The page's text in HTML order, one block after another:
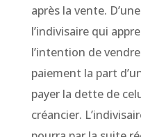
après la vente.
l’indivisaire qui
l’intention de
paiement la part
payer la dette de
créancier.